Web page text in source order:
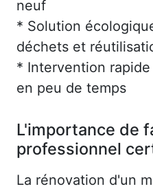
neuf
* Solution
déchets et
* Intervention
en peu de temps
L'importance de
professionnel
La rénovation d'un